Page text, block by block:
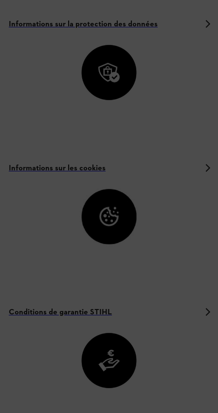
Informations sur la protection des données
Informations sur les cookies
Conditions de garantie STIHL